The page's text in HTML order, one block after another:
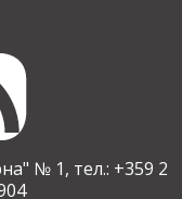
№ 1, тел.: +359 2